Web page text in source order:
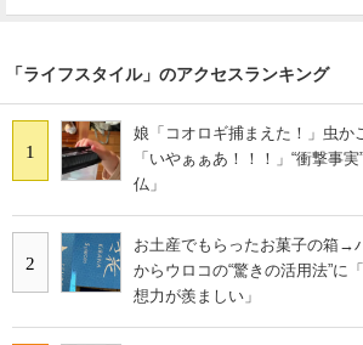
「ライフスタイル」のアクセスランキング
1
娘「コオロギ捕まえた！」虫
「いやぁぁあ！！！」“衝撃事
仏」
2
お土産でもらったお菓子の箱
からウロコの“驚きの活用法”に
想力が羨ましい」